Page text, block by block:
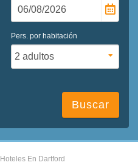
Pers. por habitación
Buscar
Hoteles En Dartford